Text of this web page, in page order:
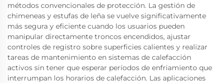
métodos convencionales de protección. La gestión de
chimeneas y estufas de leña se vuelve significativamente
más segura y eficiente cuando los usuarios pueden
manipular directamente troncos encendidos, ajustar
controles de registro sobre superficies calientes y realizar
tareas de mantenimiento en sistemas de calefacción
activos sin tener que esperar períodos de enfriamiento que
interrumpan los horarios de calefacción. Las aplicaciones